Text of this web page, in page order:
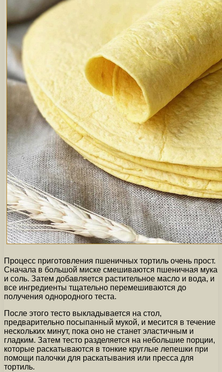
Процесс приготовления пшеничных тортиль очень прост.
Сначала в большой миске смешиваются пшеничная мука
и соль. Затем добавляется растительное масло и вода, и
все ингредиенты тщательно перемешиваются до
получения однородного теста.
После этого тесто выкладывается на стол,
предварительно посыпанный мукой, и месится в течение
нескольких минут, пока оно не станет эластичным и
гладким. Затем тесто разделяется на небольшие порции,
которые раскатываются в тонкие круглые лепешки при
помощи палочки для раскатывания или пресса для
тортиль.